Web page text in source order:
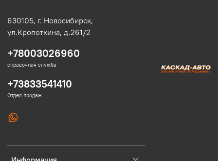
630105, г. Новосибирск,
ул.Кропоткина, д.261/2
+78003026960
справочная служба
+73833541410
Отдел продаж